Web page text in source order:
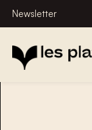
Newsletter